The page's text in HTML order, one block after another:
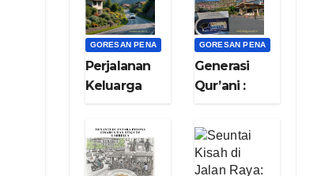
GORESAN PENA
Perjalanan
Keluarga
Cita dan Asa
(bag.8)
GORESAN PENA
Generasi
Qur’ani :
Peradaban
dari Lembah
Keberkahan